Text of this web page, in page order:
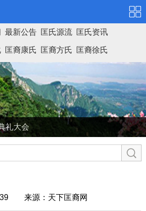
最新公告 匡氏源流 匡氏资讯
匡裔康氏 匡裔方氏 匡裔徐氏
礼大会
来源：天下匡裔网